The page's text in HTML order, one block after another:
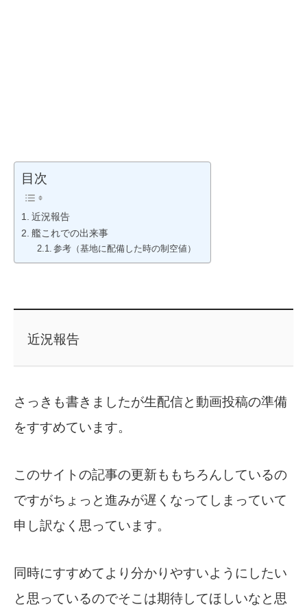
目次
近況報告
艦これでの出来事
参考（基地に配備した時の制空値）
近況報告
さっきも書きましたが生配信と動画投稿の準備
をすすめています。
このサイトの記事の更新ももちろんしているの
ですがちょっと進みが遅くなってしまっていて
申し訳なく思っています。
同時にすすめてより分かりやすいようにしたい
と思っているのでそこは期待してほしいなと思